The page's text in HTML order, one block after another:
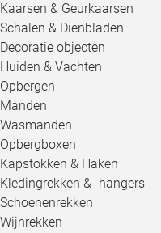
Kaarsen & Geurkaarsen
Schalen & Dienbladen
Decoratie objecten
Huiden & Vachten
Opbergen
Manden
Wasmanden
Opbergboxen
Kapstokken & Haken
Kledingrekken & -hangers
Schoenenrekken
Wijnrekken